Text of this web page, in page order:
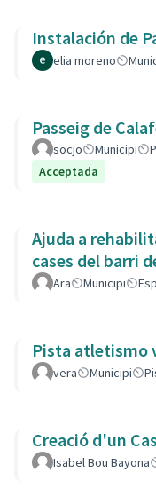
Instalación de
elia moreno
Passeig de
socjo Municipi
Acceptada
Ajuda a
cases del barri
Ara Municipi
Pista atletismo
vera Municipi
Creació d'un
Isabel Bou Bayona